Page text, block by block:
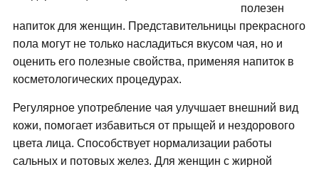
полезен
напиток для женщин. Представительницы прекрасного
пола могут не только насладиться вкусом чая, но и
оценить его полезные свойства, применяя напиток в
косметологических процедурах.
Регулярное употребление чая улучшает внешний вид
кожи, помогает избавиться от прыщей и нездорового
цвета лица. Способствует нормализации работы
сальных и потовых желез. Для женщин с жирной